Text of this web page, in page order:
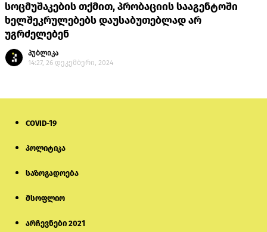
სოცმუშაკების თქმით, პრობაციის სააგენტოში
ხელშეკრულებებს დაუსაბუთებლად არ
უგრძელებენ
პუბლიკა
14:27, 26 დეკემბერი, 2024
COVID-19
პოლიტიკა
საზოგადოება
მსოფლიო
არჩევნები 2021